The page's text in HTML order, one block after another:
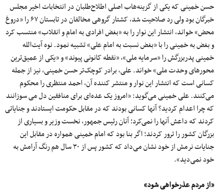
حسن خمینی که یکی از گزینه‌هاب اصلی اطلاح‌طلبان در انتخابات اخیر مجلس
خبرگان بود ولی رد صلاحیت شد، کشتار گروهی مخالفان در تابستان ۶۷ را «دروغ
محض» خواند، انتشار این نوار را به «بغض افرادی به امام و انقلاب» منتسب کرد
و بغض به خمینی را با «بغض نسبت به امام علی» تشبیه نمود. نوه آیت‌الله
خمینی پدربزرگش را «سرمایه ملی»، «نقطه کانونی پیوند» و «یکی از عمیق‌ترین
محورهای وحدت ملی» خواند. علی، برادر کوچک‌تر حسن خمینی، نیز از جمله
کسانی است که انتشار این نوار و منتشر کننده آن، احمد منتظری را محکوم
می‌کنند. علی خمینی می‌گوید: «امروز یک عده‌ای برای منافقین دل می سوزانند
که چرا اعدام کردید؟ آنها کسانی بودند که در مقابل حکومت ایستادند و جنایاتی
کردند که داعش آنها را نمی‌کرد؛ آنان رئیس جمهور، نخست وزیر و بسیاری از
بزرگان کشور را ترور کردند؛ اگر بنا بود که امام خمینی همواره در مقابل این
جنایات نرمش از خود نشان می‌داد که کشور پس از ۳۰ سال هم رنگ آرامش به
خود نمی‌دید».
«از مردم عذرخواهی شود»